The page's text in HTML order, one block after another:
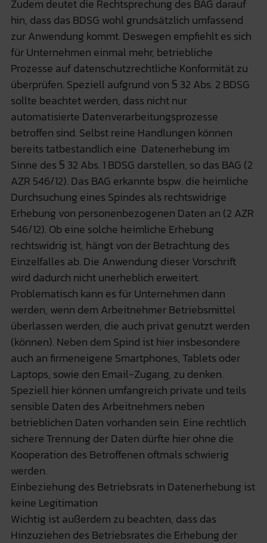
Zudem deutet die Rechtsprechung des BAG darauf
hin, dass das BDSG wohl grundsätzlich umfassend
zur Anwendung kommt. Deswegen empfiehlt es sich
für Unternehmen einmal mehr, betriebliche
Prozesse auf datenschutzrechtliche Konformität zu
überprüfen. Speziell aufgrund von § 32 Abs. 2 BDSG
sollte beachtet werden, dass nicht nur
automatisierte Datenverarbeitungsprozesse
betroffen sind. Selbst reine Handlungen können
bereits tatbestandlich eine Datenerhebung im
Sinne des § 32 Abs. 1 BDSG darstellen, so das BAG (2
AZR 546/12). Das BAG erkannte bspw. die heimliche
Durchsuchung eines Spindes als rechtswidrige
Erhebung von personenbezogenen Daten an (2 AZR
546/12). Ob eine solche heimliche Erhebung
rechtswidrig ist, hängt von der Betrachtung des
Einzelfalles ab. Die Anwendung dieser Vorschrift
wird dadurch nicht unerheblich erweitert.
Problematisch kann es für Unternehmen dann
werden, wenn dem Arbeitnehmer Betriebsmittel
überlassen werden, die auch privat genutzt werden
(können). Neben dem Spind ist hier insbesondere
auch an firmeneigene Smartphones, Tablets oder
Laptops, sowie den Email-Zugang, zu denken.
Speziell hier können umfangreich private und teils
sensible Daten des Arbeitnehmers neben
betrieblichen Daten vorhanden sein. Eine rechtlich
sichere Trennung der Daten dürfte hier ohne die
Kooperation des Betroffenen oftmals schwierig
werden.
Einbeziehung des Betriebsrats in Datenerhebung ist
keine Legitimation
Wichtig ist außerdem zu beachten, dass das
Hinzuziehen des Betriebsrates die Erhebung der